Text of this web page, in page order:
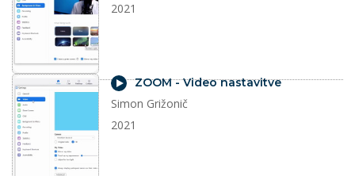
2021
videoZOOM - Video nastavitve
Simon Grižonič
2021